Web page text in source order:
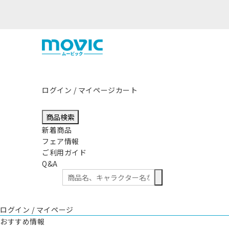
ログイン / マイページカート
商品検索
新着商品
フェア情報
ご利用ガイド
Q&A
ログイン / マイページ
おすすめ情報